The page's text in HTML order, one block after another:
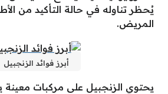
يُحظر تناوله في حالة التأكيد من
المريض.
أبرز فوائد الزنجبيل
يحتوي الزنجبيل على مركبات